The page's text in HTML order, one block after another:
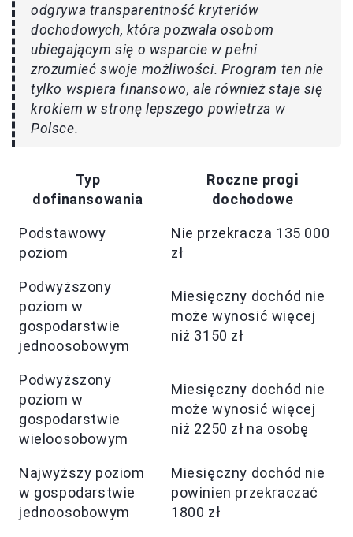
odgrywa transparentność kryteriów
dochodowych, która pozwala osobom
ubiegającym się o wsparcie w pełni
zrozumieć swoje możliwości. Program ten nie
tylko wspiera finansowo, ale również staje się
krokiem w stronę lepszego powietrza w
Polsce.
Typ
dofinansowania
Roczne progi
dochodowe
Podstawowy
poziom
Nie przekracza 135 000
zł
Podwyższony
poziom w
gospodarstwie
jednoosobowym
Miesięczny dochód nie
może wynosić więcej
niż 3150 zł
Podwyższony
poziom w
gospodarstwie
wieloosobowym
Miesięczny dochód nie
może wynosić więcej
niż 2250 zł na osobę
Najwyższy poziom
w gospodarstwie
jednoosobowym
Miesięczny dochód nie
powinien przekraczać
1800 zł